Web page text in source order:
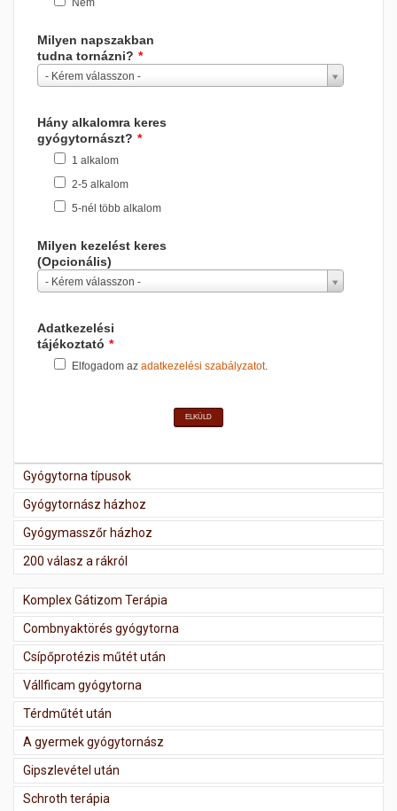
Milyen napszakban
tudna tornázni? *
- Kérem válasszon -
Hány alkalomra keres
gyógytornászt? *
1 alkalom
2-5 alkalom
5-nél több alkalom
Milyen kezelést keres
(Opcionális)
- Kérem válasszon -
Adatkezelési
tájékoztató *
Elfogadom az adatkezelési szabályzatot.
ELKÜLD
Gyógytorna típusok
Gyógytornász házhoz
Gyógymasszőr házhoz
200 válasz a rákról
Komplex Gátizom Terápia
Combnyaktörés gyógytorna
Csípőprotézis műtét után
Vállficam gyógytorna
Térdműtét után
A gyermek gyógytornász
Gipszlevétel után
Schroth terápia